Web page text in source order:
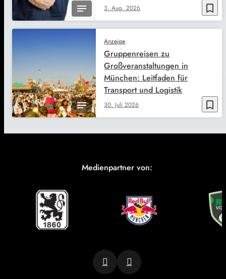
bookmark_border
3. Aug. 2026
bookmark_border
Anzeige
30. Juli 2026
Gruppenreisen zu
Großveranstaltungen in
München: Leitfaden für
Transport und Logistik
Medienpartner von: